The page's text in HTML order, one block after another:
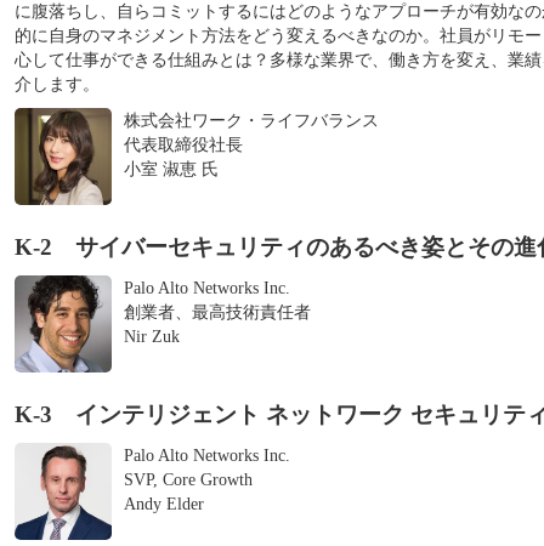
に腹落ちし、自らコミットするにはどのようなアプローチが有効な
的に自身のマネジメント方法をどう変えるべきなのか。社員がリモ
心して仕事ができる仕組みとは？多様な業界で、働き方を変え、業
介します。
株式会社ワーク・ライフバランス
代表取締役社長
小室 淑恵 氏
K-2 サイバーセキュリティのあるべき姿とその進
Palo Alto Networks Inc.
創業者、最高技術責任者
Nir Zuk
K-3 インテリジェント ネットワーク セキュリテ
Palo Alto Networks Inc.
SVP, Core Growth
Andy Elder